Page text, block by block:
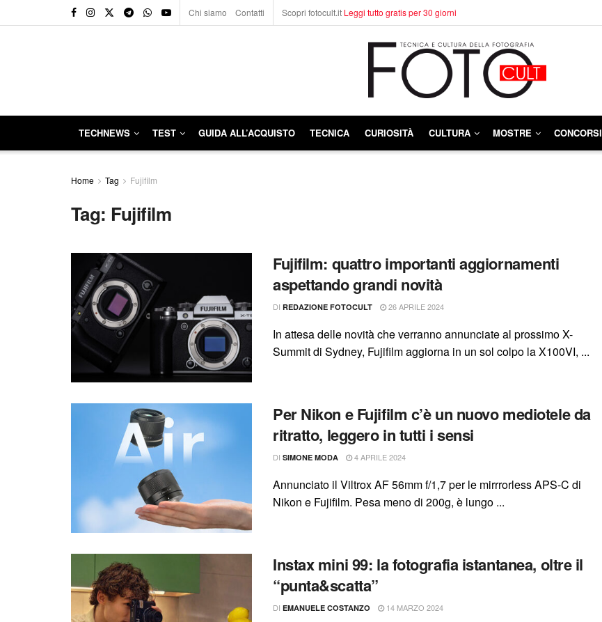
Chi siamo Contatti Scopri fotocult.it Leggi tutto gratis per 30 giorni
TECHNEWS TEST GUIDA ALL’ACQUISTO TECNICA CURIOSITÀ CULTURA MOSTRE CONCORSI
Home Tag Fujifilm
Tag: Fujifilm
Fujifilm: quattro importanti aggiornamenti
aspettando grandi novità
DI REDAZIONE FOTOCULT 26 APRILE 2024
In attesa delle novità che verranno annunciate al prossimo X-
Summit di Sydney, Fujifilm aggiorna in un sol colpo la X100VI, ...
Per Nikon e Fujifilm c’è un nuovo mediotele da
ritratto, leggero in tutti i sensi
DI SIMONE MODA 4 APRILE 2024
Annunciato il Viltrox AF 56mm f/1,7 per le mirrrorless APS-C di
Nikon e Fujifilm. Pesa meno di 200g, è lungo ...
Instax mini 99: la fotografia istantanea, oltre il
“punta&scatta”
DI EMANUELE COSTANZO 14 MARZO 2024